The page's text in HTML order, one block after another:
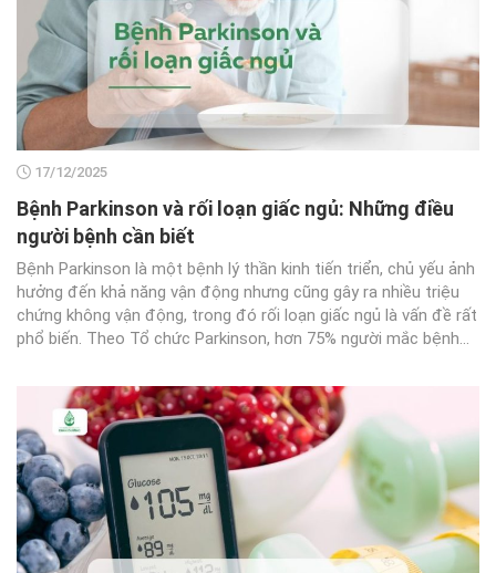
17/12/2025
Bệnh Parkinson và rối loạn giấc ngủ: Những điều
người bệnh cần biết
Bệnh Parkinson là một bệnh lý thần kinh tiến triển, chủ yếu ảnh
hưởng đến khả năng vận động nhưng cũng gây ra nhiều triệu
chứng không vận động, trong đó rối loạn giấc ngủ là vấn đề rất
phổ biến. Theo Tổ chức Parkinson, hơn 75% người mắc bệnh...